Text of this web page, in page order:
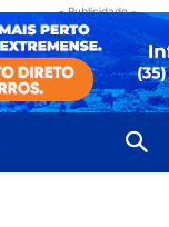
- Publicidade -